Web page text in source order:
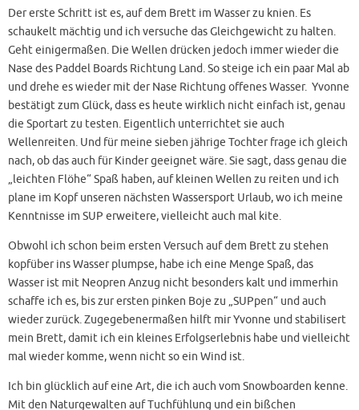
Der erste Schritt ist es, auf dem Brett im Wasser zu knien. Es
schaukelt mächtig und ich versuche das Gleichgewicht zu halten.
Geht einigermaßen. Die Wellen drücken jedoch immer wieder die
Nase des Paddel Boards Richtung Land. So steige ich ein paar Mal ab
und drehe es wieder mit der Nase Richtung offenes Wasser. Yvonne
bestätigt zum Glück, dass es heute wirklich nicht einfach ist, genau
die Sportart zu testen. Eigentlich unterrichtet sie auch
Wellenreiten. Und für meine sieben jährige Tochter frage ich gleich
nach, ob das auch für Kinder geeignet wäre. Sie sagt, dass genau die
„leichten Flöhe“ Spaß haben, auf kleinen Wellen zu reiten und ich
plane im Kopf unseren nächsten Wassersport Urlaub, wo ich meine
Kenntnisse im SUP erweitere, vielleicht auch mal kite.
Obwohl ich schon beim ersten Versuch auf dem Brett zu stehen
kopfüber ins Wasser plumpse, habe ich eine Menge Spaß, das
Wasser ist mit Neopren Anzug nicht besonders kalt und immerhin
schaffe ich es, bis zur ersten pinken Boje zu „SUPpen“ und auch
wieder zurück. Zugegebenermaßen hilft mir Yvonne und stabilisert
mein Brett, damit ich ein kleines Erfolgserlebnis habe und vielleicht
mal wieder komme, wenn nicht so ein Wind ist.
Ich bin glücklich auf eine Art, die ich auch vom Snowboarden kenne.
Mit den Naturgewalten auf Tuchfühlung und ein bißchen